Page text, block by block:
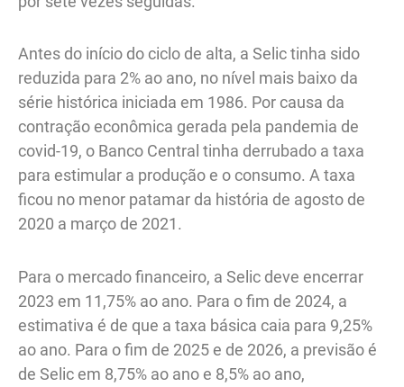
Antes do início do ciclo de alta, a Selic tinha sido
reduzida para 2% ao ano, no nível mais baixo da
série histórica iniciada em 1986. Por causa da
contração econômica gerada pela pandemia de
covid-19, o Banco Central tinha derrubado a taxa
para estimular a produção e o consumo. A taxa
ficou no menor patamar da história de agosto de
2020 a março de 2021.
Para o mercado financeiro, a Selic deve encerrar
2023 em 11,75% ao ano. Para o fim de 2024, a
estimativa é de que a taxa básica caia para 9,25%
ao ano. Para o fim de 2025 e de 2026, a previsão é
de Selic em 8,75% ao ano e 8,5% ao ano,